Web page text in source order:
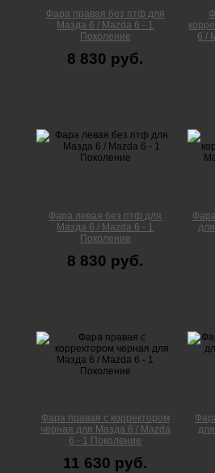
Фара правая без птф для
Мазда 6 / Mazda 6 - 1
Поколение
8 830 руб.
6 /
Фара левая без птф для
Мазда 6 / Mazda 6 - 1
Поколение
8 830 руб.
Фара правая с корректором
черная для Мазда 6 / Mazda
6 - 1 Поколение
11 630 руб.